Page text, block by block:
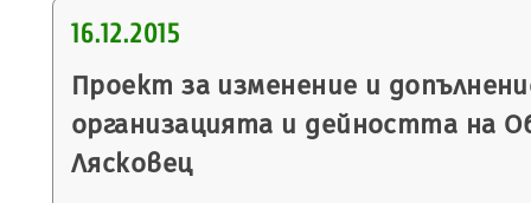
16.12.2015
Проект за изменение и
организацията и дейността на
Лясковец